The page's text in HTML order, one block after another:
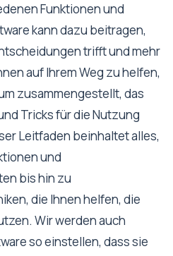
Funktionen und
kann dazu beitragen,
trifft und mehr
auf Ihrem Weg zu helfen,
zusammengestellt, das
Tricks für die Nutzung
Leitfaden beinhaltet alles,
und
bis hin zu
die Ihnen helfen, die
Wir werden auch
so einstellen, dass sie